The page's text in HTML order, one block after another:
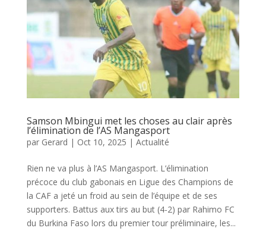
Samson Mbingui met les choses au clair après
l’élimination de l’AS Mangasport
par Gerard | Oct 10, 2025 | Actualité
Rien ne va plus à l’AS Mangasport. L’élimination
précoce du club gabonais en Ligue des Champions de
la CAF a jeté un froid au sein de l’équipe et de ses
supporters. Battus aux tirs au but (4-2) par Rahimo FC
du Burkina Faso lors du premier tour préliminaire, les...